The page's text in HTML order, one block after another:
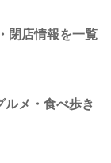
閉店情報を一覧
ルメ・食べ歩き